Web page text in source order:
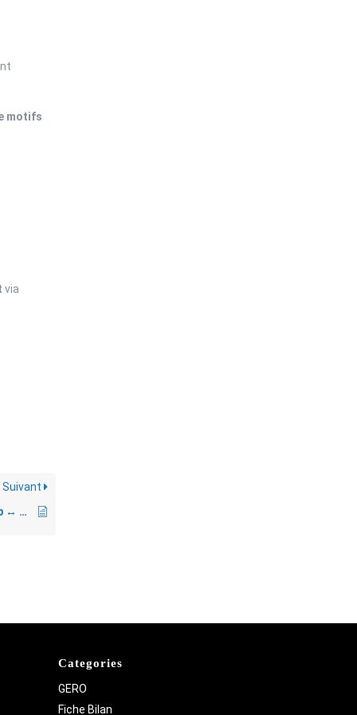
motifs
via
Suivant
↔️
Categories
GERO
Fiche Bilan